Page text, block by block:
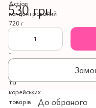
530 грн
До обраного